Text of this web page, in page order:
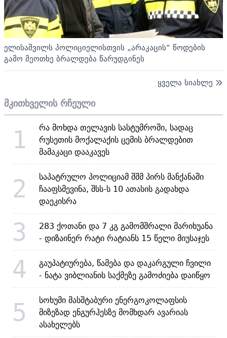
ელისაშვილს პოლიციელისთვის „არაკაცის“ წოდების
გამო მეოთხე ბრალდება წარუდგინეს
ყველა სიახლე
მკითხველის რჩეული
1
რა მოხდა თელავის სასტუმროში, სადაც
რუსეთის მოქალაქის ცემის ბრალდებით
მამაკაცი დააკავეს
2
საპატრულო პოლიციამ შშმ პირს მანქანაში
ჩააფსმევინა, შსს-ს 10 ათასის გადახდა
დაეკისრა
3
283 ქოთანი და 7 კგ გამომშრალი მარიხუანა
- დიზაინერ რატი რატიანს 15 წელი მიუსაჯეს
4
გაუპატიურება, წამება და დაკარგული ჩვილი
- ნატა ვიბლიანის საქმეზე გამოძიება დაიწყო
5
სოხუმი მასშტაბური ენერგოკოლაფსის
მიზეზად ენგურჰესზე მომხდარ ავარიას
ასახელებს